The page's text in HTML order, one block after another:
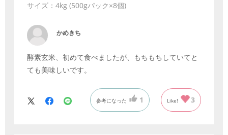
サイズ：4kg (500gパック×8個)
かめきち
酵素玄米、初めて食べましたが、もちもちしていてと
ても美味しいです。
参考になった 1 Like! 3